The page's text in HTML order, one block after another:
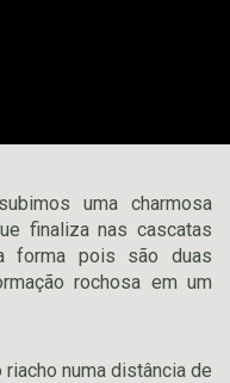
uma charmosa
finaliza nas cascatas
forma pois são duas
rochosa em um
numa distância de